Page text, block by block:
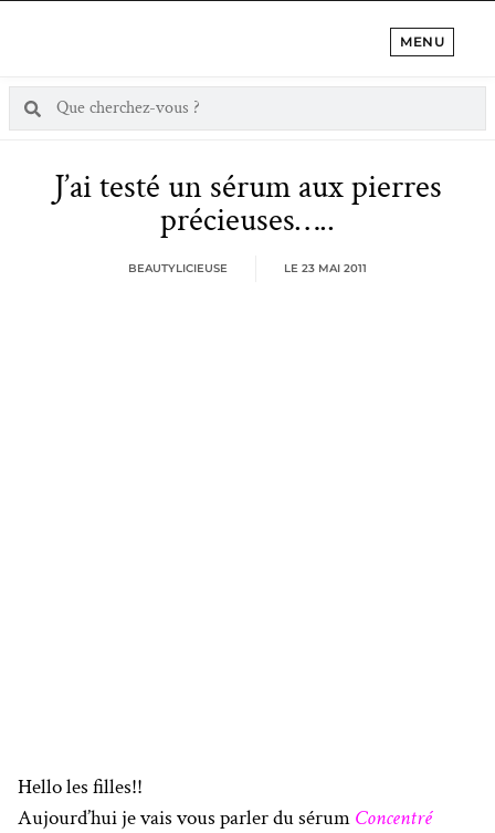
MENU
J’ai testé un sérum aux pierres
précieuses…..
BEAUTYLICIEUSE LE 23 MAI 2011
Hello les filles!!
Aujourd’hui je vais vous parler du sérum Concentré